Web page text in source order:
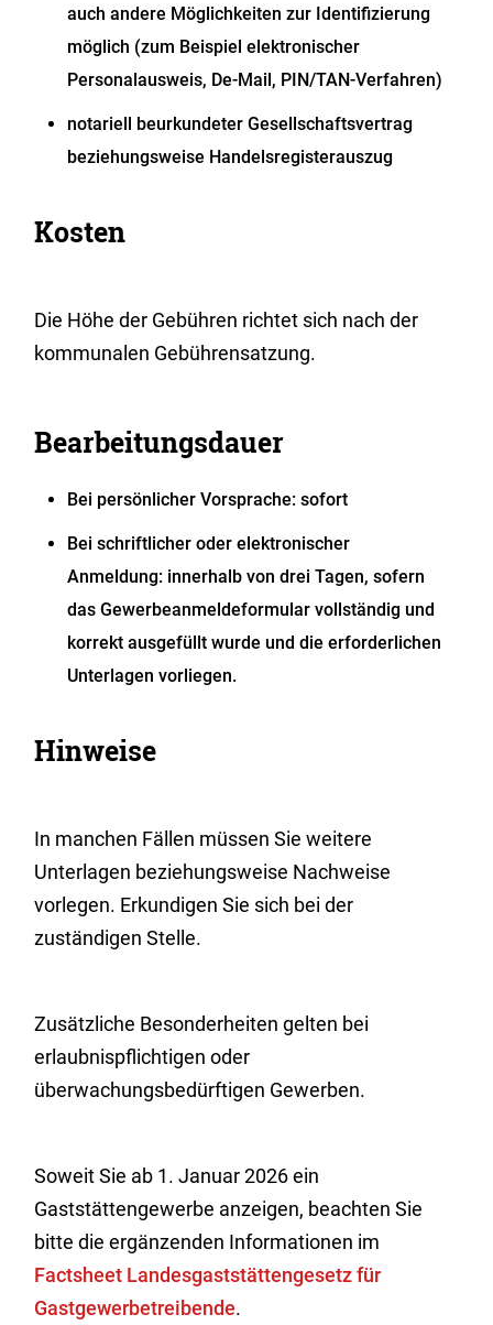
auch andere Möglichkeiten zur Identifizierung
möglich (zum Beispiel elektronischer
Personalausweis, De-Mail, PIN/TAN-Verfahren)
notariell beurkundeter Gesellschaftsvertrag
beziehungsweise Handelsregisterauszug
Kosten
Die Höhe der Gebühren richtet sich nach der
kommunalen Gebührensatzung.
Bearbeitungsdauer
Bei persönlicher Vorsprache: sofort
Bei schriftlicher oder elektronischer
Anmeldung: innerhalb von drei Tagen, sofern
das Gewerbeanmeldeformular vollständig und
korrekt ausgefüllt wurde und die erforderlichen
Unterlagen vorliegen.
Hinweise
In manchen Fällen müssen Sie weitere
Unterlagen beziehungsweise Nachweise
vorlegen. Erkundigen Sie sich bei der
zuständigen Stelle.
Zusätzliche Besonderheiten gelten bei
erlaubnispflichtigen oder
überwachungsbedürftigen Gewerben.
Soweit Sie ab 1. Januar 2026 ein
Gaststättengewerbe anzeigen, beachten Sie
bitte die ergänzenden Informationen im
Factsheet Landesgaststättengesetz für
Gastgewerbetreibende.